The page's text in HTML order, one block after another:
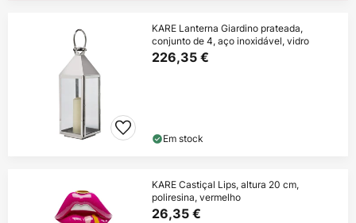
KARE Lanterna Giardino prateada,
conjunto de 4, aço inoxidável, vidro
226,35 €
Em stock
KARE Castiçal Lips, altura 20 cm,
poliresina, vermelho
26,35 €